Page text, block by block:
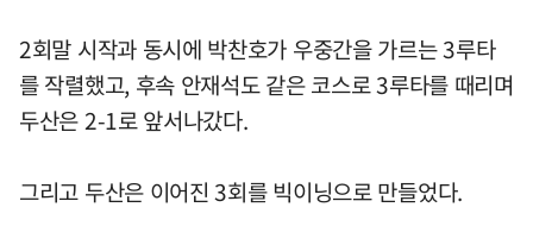
2회말 시작과 동시에 박찬호가 우중간을 가르는 3루타
를 작렬했고, 후속 안재석도 같은 코스로 3루타를 때리며
두산은 2-1로 앞서나갔다.
그리고 두산은 이어진 3회를 빅이닝으로 만들었다.